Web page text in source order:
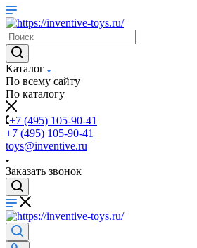
Каталог
По всему сайту
По каталогу
+7 (495) 105-90-41
+7 (495) 105-90-41
toys@inventive.ru
Заказать звонок